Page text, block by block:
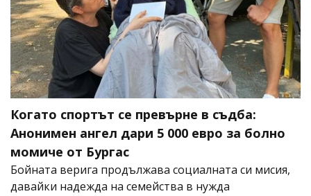
Когато спортът се превърне в съдба:
Анонимен ангел дари 5 000 евро за болно
момиче от Бургас
Бойната верига продължава социалната си мисия,
давайки надежда на семейства в нужда